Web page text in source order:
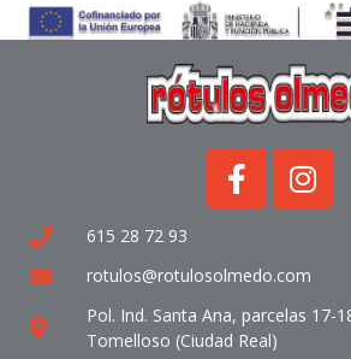
615 28 72 93
rotulos@rotulosolmedo.com
Pol. Ind. Santa Ana, parcelas 17-
Tomelloso (Ciudad Real)